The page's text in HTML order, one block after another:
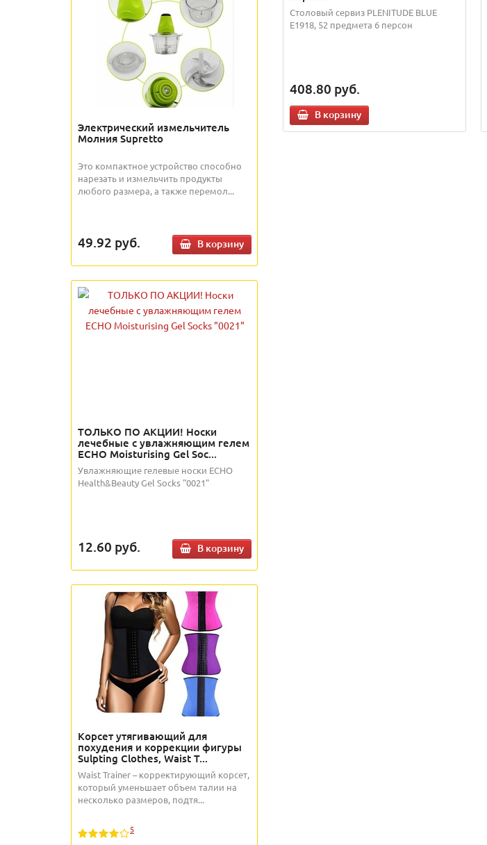
Электрический измельчитель
Молния Supretto
Это компактное устройство способно
нарезать и измельчить продукты
любого размера, а также перемол...
49.92 руб. В корзину
ТОЛЬКО ПО АКЦИИ! Носки
лечебные с увлажняющим гелем
ECHO Moisturising Gel Soc...
Увлажняющие гелевые носки ECHO
Health&Beauty Gel Socks "0021"
12.60 руб. В корзину
Корсет утягивающий для
похудения и коррекции фигуры
Sulpting Clothes, Waist T...
Waist Trainer – корректирующий корсет,
который уменьшает объем талии на
несколько размеров, подтя...
5
Столовый сервиз PLENITUDE BLUE
E1918, 52 предмета 6 персон
408.80 руб.
В корзину